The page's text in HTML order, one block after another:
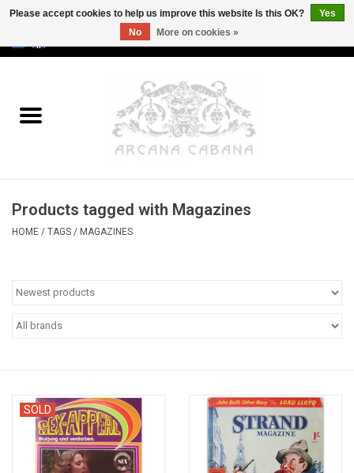
Old & Rare
Erotica
Categories
Products tagged with Magazines
HOME / TAGS / MAGAZINES
SOLD
Please accept cookies to help us improve this website Is this OK?
Yes
No
More on cookies »